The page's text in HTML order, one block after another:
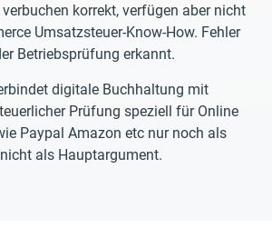
korrekt, verfügen aber nicht
Umsatzsteuer-Know-How. Fehler
Betriebsprüfung erkannt.
digitale Buchhaltung mit
Prüfung speziell für Online
Paypal Amazon etc nur noch als
als Hauptargument.